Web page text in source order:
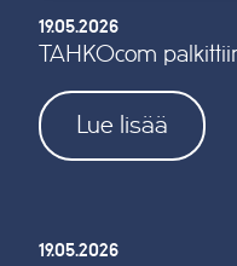
19.05.2026
TAHKOcom
Lue lisää
19.05.2026